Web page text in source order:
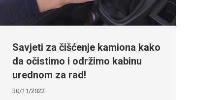
Savjeti za čišćenje kamiona kako
da očistimo i održimo kabinu
urednom za rad!
30/11/2022